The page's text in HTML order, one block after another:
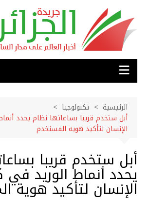
المحتوى
الرئيسية
تكنولوجيا
أبل ستخدم قريبا بساعاتها نظام يحدد
الإنسان لتأكيد هوية المستخدم
أبل ستخدم قريبا
يحدد أنماط الوريد
الإنسان لتأكيد هوية